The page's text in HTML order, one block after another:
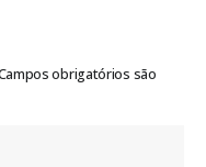
obrigatórios são